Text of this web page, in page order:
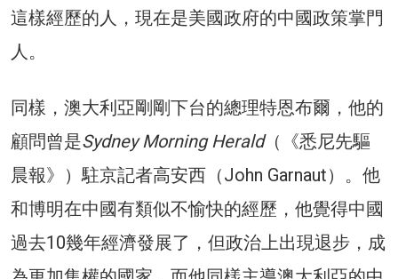
這樣經歷的人，現在是美國政府的中國政策掌門
人。
同樣，澳大利亞剛剛下台的總理特恩布爾，他的
顧問曾是Sydney Morning Herald（《悉尼先驅
晨報》）駐京記者高安西（John Garnaut）。他
和博明在中國有類似不愉快的經歷，他覺得中國
過去10幾年經濟發展了，但政治上出現退步，成